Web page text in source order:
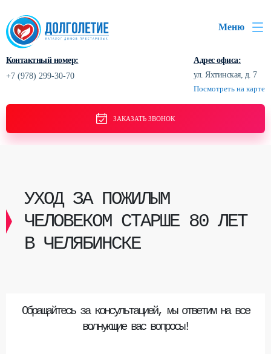
Адрес офиса:
ул. Яхтинская, д. 7
Посмотреть на карте
Контактный номер:
+7 (978) 299-30-70
Меню
ЗАКАЗАТЬ ЗВОНОК
УХОД ЗА ПОЖИЛЫМ
ЧЕЛОВЕКОМ СТАРШЕ 80 ЛЕТ
В ЧЕЛЯБИНСКЕ
Обращайтесь за консультацией, мы ответим на все
волнующие вас вопросы!